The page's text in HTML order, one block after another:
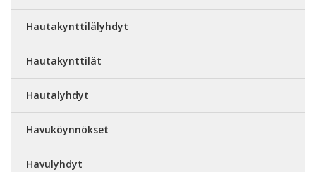
Hautakynttilälyhdyt
Hautakynttilät
Hautalyhdyt
Havuköynnökset
Havulyhdyt